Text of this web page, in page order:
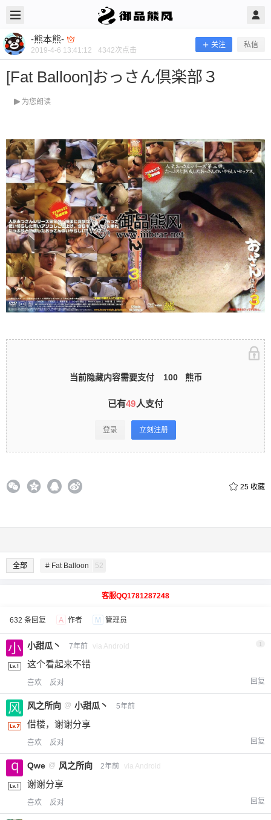
-熊本熊-
2019-4-6 13:41:12 4342次点击
关注 私信
[Fat Balloon]おっさん倶楽部３
为您朗读
当前隐藏内容需要支付 100 熊币
已有49人支付
登录 立刻注册
25 收藏
全部 # Fat Balloon 52
-熊本熊- @ 御品熊风 2019/4/06
[Fat Balloon]おっさん倶楽部３
当前隐藏内容需要支付100熊币 已有49人支付 登录
立刻注册 0 收藏
客服QQ1781287248
632 条回复 A 作者 M 管理员
小甜瓜丶 7年前 via Android 1
这个看起来不错
喜欢 反对 回复
风之所向 @ 小甜瓜丶 5年前
借楼，谢谢分享
喜欢 反对 回复
Qwe @ 风之所向 2年前 via Android
谢谢分享
喜欢 反对 回复